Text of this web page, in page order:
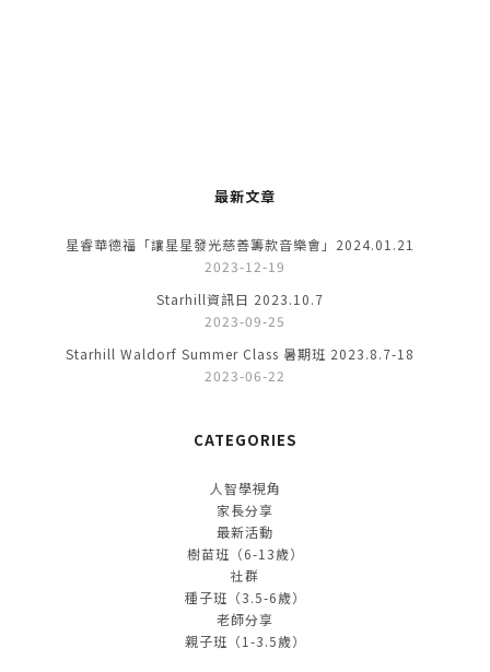
最新文章
星睿華德福「讓星星發光慈善籌款音樂會」2024.01.21
2023-12-19
Starhill資訊日 2023.10.7
2023-09-25
Starhill Waldorf Summer Class 暑期班 2023.8.7-18
2023-06-22
CATEGORIES
人智學視角
家長分享
最新活動
樹苗班（6-13歲）
社群
種子班（3.5-6歲）
老師分享
親子班（1-3.5歲）